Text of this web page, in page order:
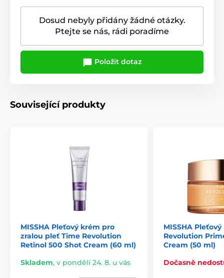
Dosud nebyly přidány žádné otázky.
Ptejte se nás, rádi poradíme
Položit dotaz
Související produkty
MISSHA Pleťový krém pro
zralou pleť Time Revolution
Retinol 500 Shot Cream (60 ml)
Skladem, v pondělí 24. 8. u vás
MISSHA
Revolution
Cream (50 ml)
Dočasně